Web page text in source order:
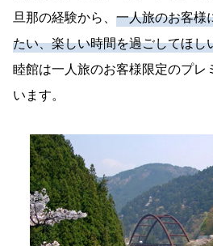
旦那の経験から、 一人旅のお客様
たい、楽しい時間を過ごしてほし
睦館は一人旅のお客様限定のプレ
います。